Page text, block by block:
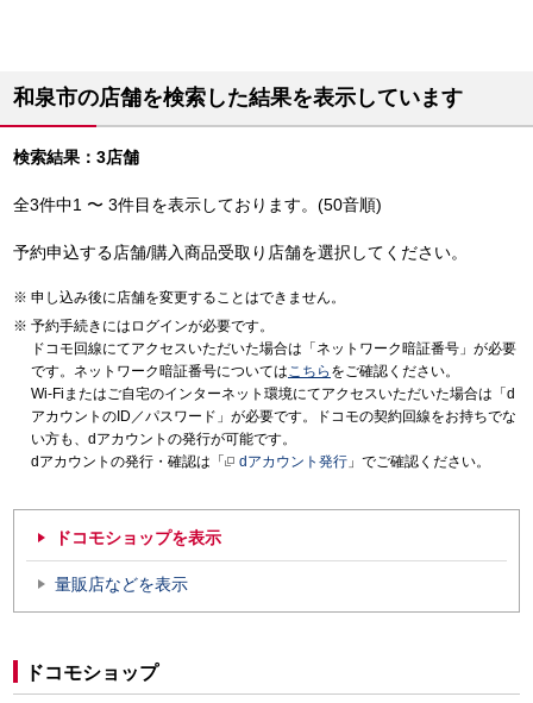
和泉市の店舗を検索した結果を表示しています
検索結果：3店舗
全3件中1 〜 3件目を表示しております。(50音順)
予約申込する店舗/購入商品受取り店舗を選択してください。
申し込み後に店舗を変更することはできません。
予約手続きにはログインが必要です。
ドコモ回線にてアクセスいただいた場合は「ネットワーク暗証番号」が必要
です。ネットワーク暗証番号についてはこちら をご確認ください。
Wi-Fiまたはご自宅のインターネット環境にてアクセスいただいた場合は「d
アカウントのID／パスワード」が必要です。ドコモの契約回線をお持ちでな
い方も、dアカウントの発行が可能です。
dアカウントの発行・確認は「
dアカウント発行 」でご確認ください。
ドコモショップを表示
量販店などを表示
ドコモショップ